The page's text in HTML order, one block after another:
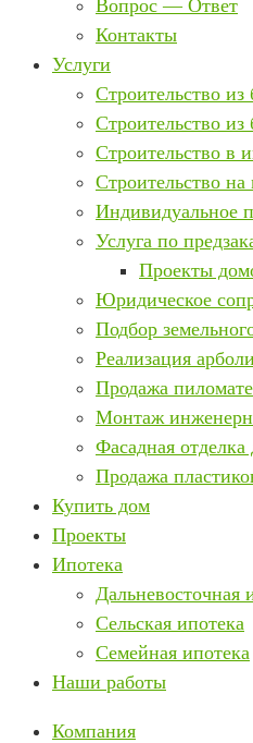
Вопрос — Ответ
Контакты
Услуги
Строительство из
Строительство из
Строительство в
Строительство
Индивидуальное
Услуга по
Проекты
Юридическое
Подбор
Реализация
Продажа
Монтаж
Фасадная отделка
Продажа
Купить дом
Проекты
Ипотека
Дальневосточная
Сельская ипотека
Семейная ипотека
Наши работы
Компания